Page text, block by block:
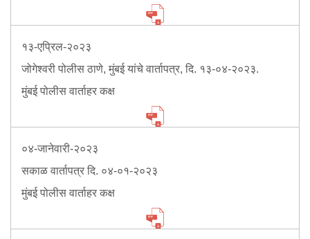
Information of Arrested Accused
DCP Visits
Help Us
Tenders
Police Corner
Police Foundation
Welfare Activities
Media Coverage
१३-एप्रिल-२०२३
जोगेश्वरी पोलीस ठाणे, मुंबई यांचे वार्तापत्र, दि. १३-०४-२०२३.
मुंबई पोलीस वार्ताहर कक्ष
०४-जानेवारी-२०२३
सकाळ वार्तापत्र दि. ०४-०१-२०२३
मुंबई पोलीस वार्ताहर कक्ष